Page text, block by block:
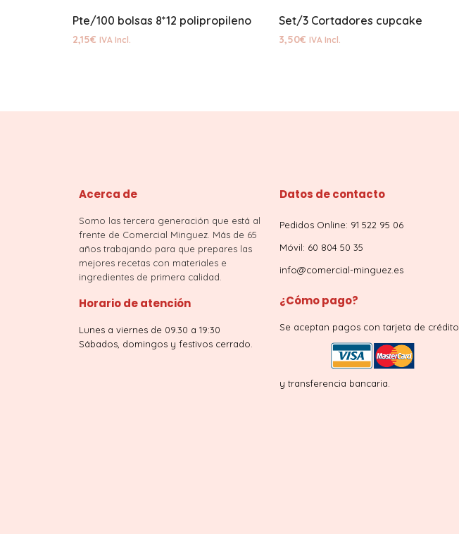
Pte/100 bolsas 8*12 polipropileno
2,15€ IVA Incl.
Set/3 Cortadores cupcake
3,50€ IVA Incl.
Acerca de
Somo las tercera generación que está al
frente de Comercial Minguez. Más de 65
años trabajando para que prepares las
mejores recetas con materiales e
ingredientes de primera calidad.
Horario de atención
Lunes a viernes de 09.30 a 19:30
Sábados, domingos y festivos cerrado.
Datos de contacto
Pedidos Online: 91 522 95 06
Móvil: 60 804 50 35
info@comercial-minguez.es
¿Cómo pago?
Se aceptan pagos con tarjeta de crédito
y transferencia bancaria.